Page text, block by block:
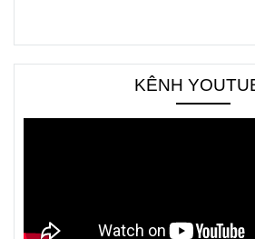
KÊNH